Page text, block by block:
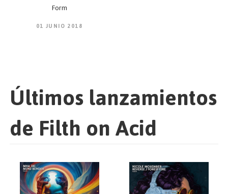
Form
01 JUNIO 2018
Últimos lanzamientos
de Filth on Acid